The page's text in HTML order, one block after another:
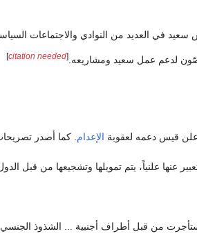
[
citation needed
]
الإعدام . كما أصدر
عنها علنياً، يتم تمويلها وتشجيعها من قبل الدول
من قبل أطراف أجنبية ... الشذوذ